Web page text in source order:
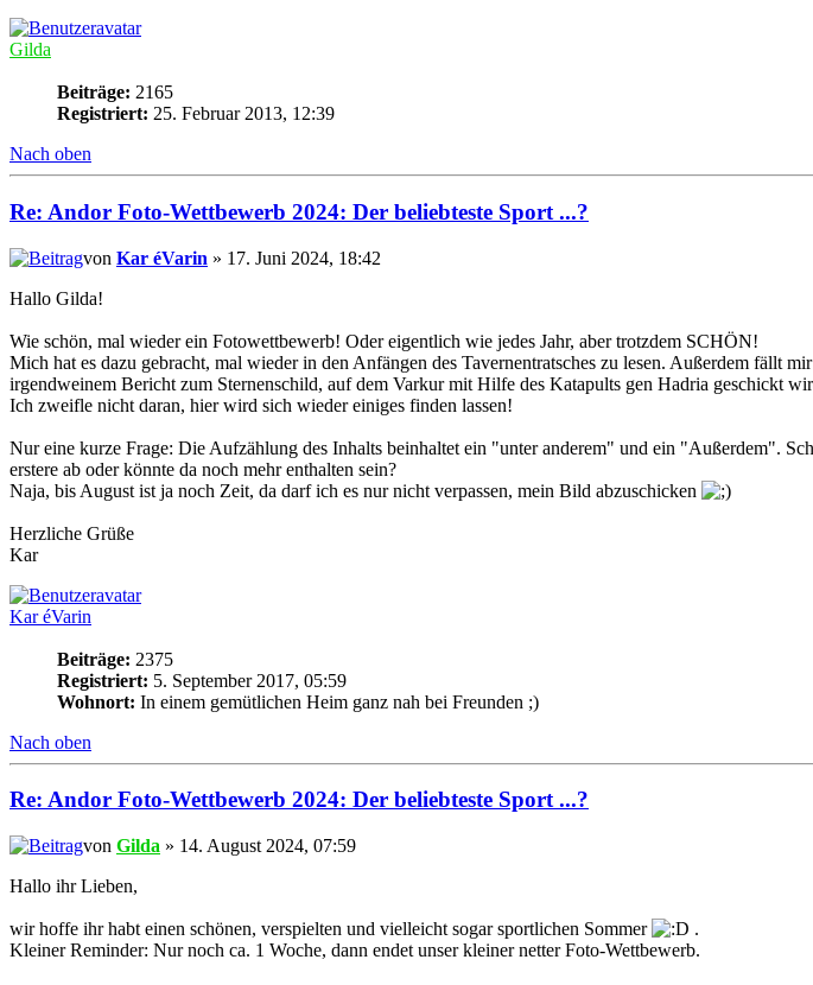
Gilda
Beiträge: 2165
Registriert: 25. Februar 2013, 12:39
Nach oben
Re: Andor Foto-Wettbewerb 2024: Der beliebteste Sport ...?
von Kar éVarin » 17. Juni 2024, 18:42
Hallo Gilda!
Wie schön, mal wieder ein Fotowettbewerb! Oder eigentlich wie jedes Jahr, aber trotzdem SCHÖN!
Mich hat es dazu gebracht, mal wieder in den Anfängen des Tavernentratsches zu lesen. Außerdem fällt
irgendweinem Bericht zum Sternenschild, auf dem Varkur mit Hilfe des Katapults gen Hadria geschickt
Ich zweifle nicht daran, hier wird sich wieder einiges finden lassen!
Nur eine kurze Frage: Die Aufzählung des Inhalts beinhaltet ein "unter anderem" und ein "Außerdem".
erstere ab oder könnte da noch mehr enthalten sein?
Naja, bis August ist ja noch Zeit, da darf ich es nur nicht verpassen, mein Bild abzuschicken
Herzliche Grüße
Kar
Kar éVarin
Beiträge: 2375
Registriert: 5. September 2017, 05:59
Wohnort: In einem gemütlichen Heim ganz nah bei Freunden ;)
Nach oben
Re: Andor Foto-Wettbewerb 2024: Der beliebteste Sport ...?
von Gilda » 14. August 2024, 07:59
Hallo ihr Lieben,
wir hoffe ihr habt einen schönen, verspielten und vielleicht sogar sportlichen Sommer
.
Kleiner Reminder: Nur noch ca. 1 Woche, dann endet unser kleiner netter Foto-Wettbewerb.